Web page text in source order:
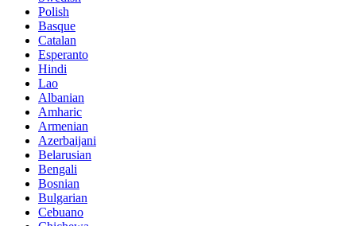
Polish
Basque
Catalan
Esperanto
Hindi
Lao
Albanian
Amharic
Armenian
Azerbaijani
Belarusian
Bengali
Bosnian
Bulgarian
Cebuano